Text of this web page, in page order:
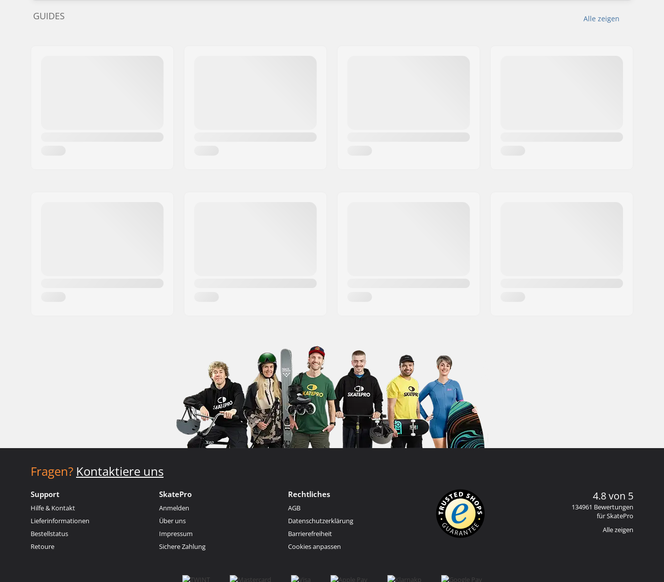
Alle zeigen
GUIDES
Fragen? Kontaktiere uns
Support
Hilfe & Kontakt
Lieferinformationen
Bestellstatus
Retoure
SkatePro
Anmelden
Über uns
Impressum
Sichere Zahlung
Rechtliches
AGB
Datenschutzerklärung
Barrierefreiheit
Cookies anpassen
4.8 von 5
134961 Bewertungen
für SkatePro
Alle zeigen